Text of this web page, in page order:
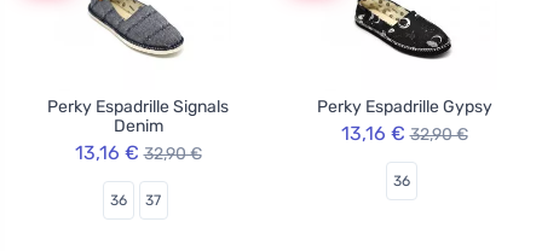
Perky Espadrille Signals
Denim
13,16 € 32,90 €
36 37
Perky Espadrille Gypsy
13,16 € 32,90 €
36